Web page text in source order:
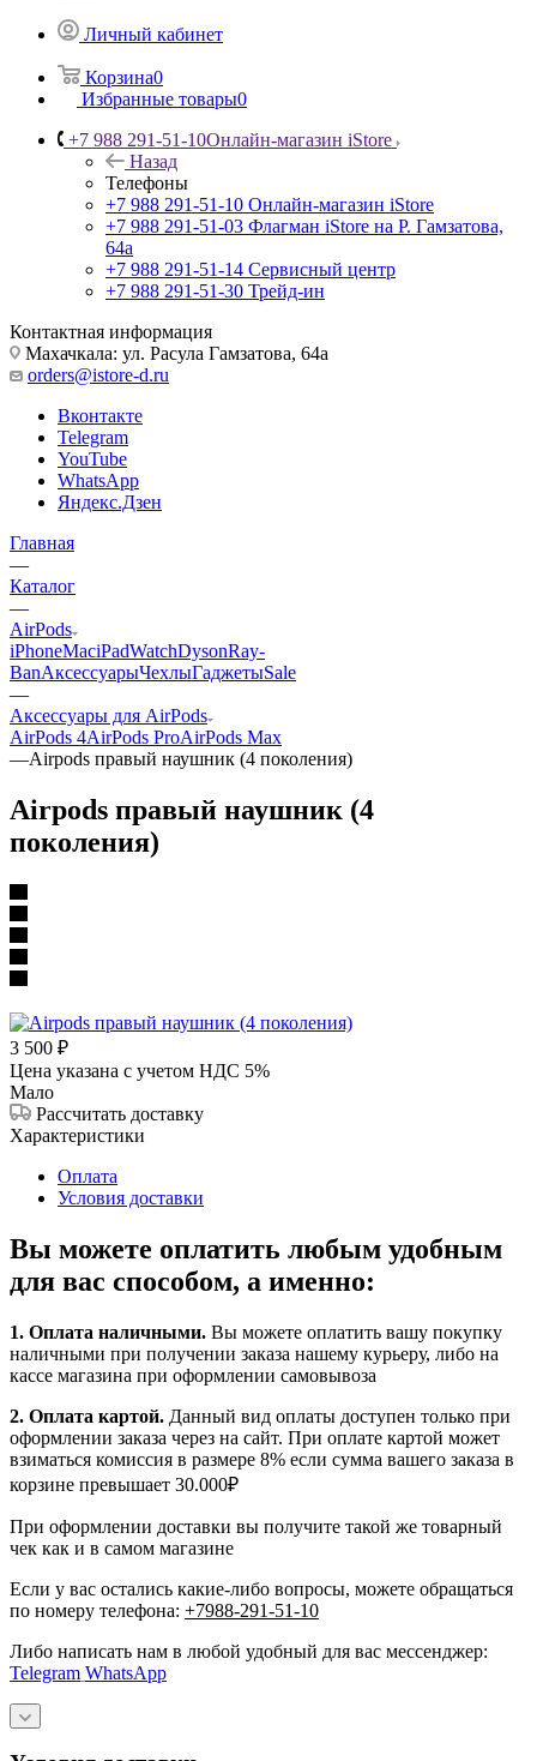
Личный кабинет
Корзина0
Избранные товары0
+7 988 291-51-10Онлайн-магазин iStore
Назад
Телефоны
+7 988 291-51-10 Онлайн-магазин iStore
+7 988 291-51-03 Флагман iStore на Р. Гамзатова,
64а
+7 988 291-51-14 Сервисный центр
+7 988 291-51-30 Трейд-ин
Контактная информация
Махачкала: ул. Расула Гамзатова, 64а
orders@istore-d.ru
Вконтакте
Telegram
YouTube
WhatsApp
Яндекс.Дзен
Главная
—
Каталог
—
AirPods
iPhoneMaciPadWatchDysonRay-
BanАксессуарыЧехлыГаджетыSale
—
Аксессуары для AirPods
AirPods 4AirPods ProAirPods Max
—Airpods правый наушник (4 поколения)
Airpods правый наушник (4
поколения)
3 500 ₽
Цена указана с учетом НДС 5%
Мало
Рассчитать доставку
Характеристики
Оплата
Условия доставки
Вы можете оплатить любым удобным
для вас способом, а именно:
1. Оплата наличными. Вы можете оплатить вашу покупку
наличными при получении заказа нашему курьеру, либо на
кассе магазина при оформлении самовывоза
2. Оплата картой. Данный вид оплаты доступен только при
оформлении заказа через на сайт. При оплате картой может
взиматься комиссия в размере 8% если сумма вашего заказа в
корзине превышает 30.000₽
При оформлении доставки вы получите такой же товарный
чек как и в самом магазине
Если у вас остались какие-либо вопросы, можете обращаться
по номеру телефона: +7988-291-51-10
Либо написать нам в любой удобный для вас мессенджер:
Telegram WhatsApp